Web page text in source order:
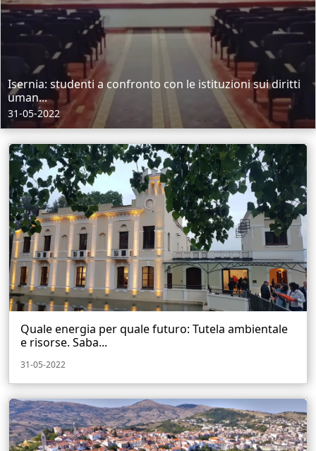
Isernia: studenti a confronto con le istituzioni sui diritti
uman...
31-05-2022
Quale energia per quale futuro: Tutela ambientale
e risorse. Saba...
31-05-2022